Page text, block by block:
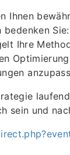
Ihnen
Ihre
sein und